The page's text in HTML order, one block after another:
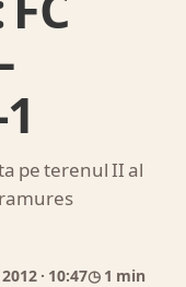
pe terenul II al
· 10:47◷ 1 min